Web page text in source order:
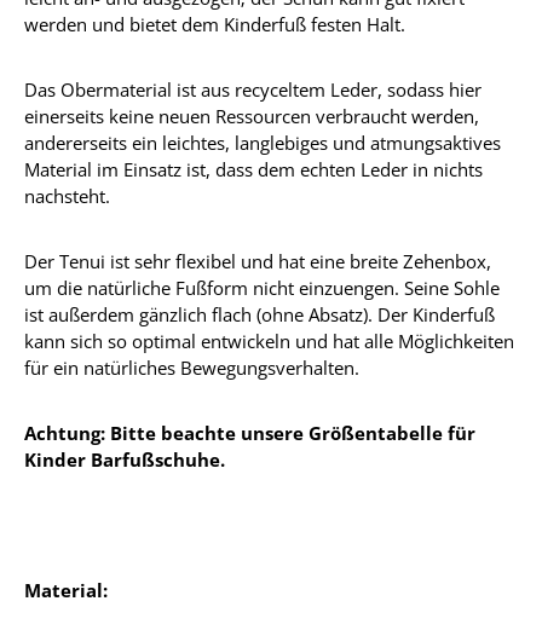
werden und bietet dem Kinderfuß festen Halt.
Das Obermaterial ist aus recyceltem Leder, sodass hier
einerseits keine neuen Ressourcen verbraucht werden,
andererseits ein leichtes, langlebiges und atmungsaktives
Material im Einsatz ist, dass dem echten Leder in nichts
nachsteht.
Der Tenui ist sehr flexibel und hat eine breite Zehenbox,
um die natürliche Fußform nicht einzuengen. Seine Sohle
ist außerdem gänzlich flach (ohne Absatz). Der Kinderfuß
kann sich so optimal entwickeln und hat alle Möglichkeiten
für ein natürliches Bewegungsverhalten.
Achtung: Bitte beachte unsere Größentabelle für
Kinder Barfußschuhe.
Material: